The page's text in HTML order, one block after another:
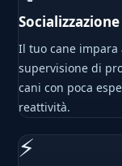
Il tuo cane
supervisione di
cani con poca
reattività.
⚡